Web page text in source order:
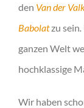
den Van der
Babolatzu sein
ganzen Welt
hochklassige
Wir haben